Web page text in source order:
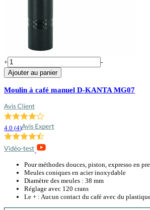
+
-
Ajouter au panier
Moulin à café manuel D-KANTA MG07
4.0 (4)
Pour méthodes douces, piston, expresso en
Meules coniques en acier inoxydable
Diamètre des meules : 38 mm
Réglage avec 120 crans
Le + : Aucun contact du café avec du